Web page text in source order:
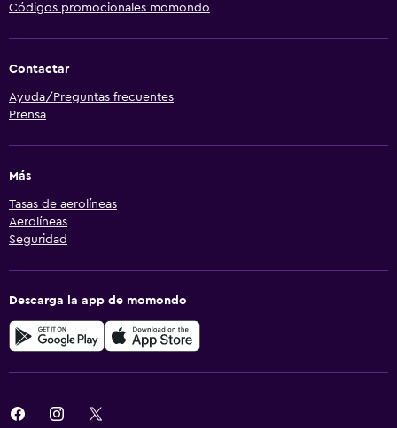
Códigos promocionales momondo
Contactar
Ayuda/Preguntas frecuentes
Prensa
Más
Tasas de aerolíneas
Aerolíneas
Seguridad
Descarga la app de momondo